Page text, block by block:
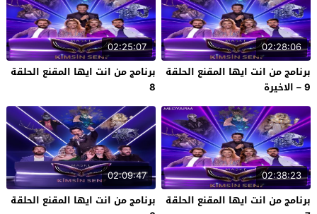
02:28:06
برنامج من انت ايها المقنع الحلقة
9 – الاخيرة
02:25:07
برنامج من انت ايها المقنع الحلقة
8
02:38:23
برنامج من انت ايها المقنع الحلقة
02:09:47
برنامج من انت ايها المقنع الحلقة